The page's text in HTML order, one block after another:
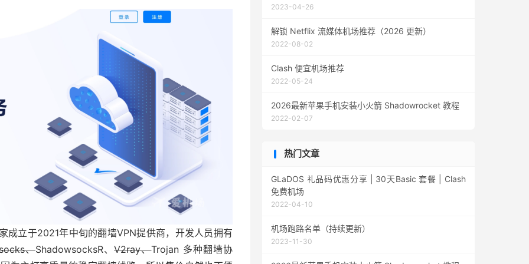
立于2021年中旬的翻墙VPN提供商，开发人员拥有
、ShadowsocksR、V2ray、Trojan 多种翻墙协
2023-04-26
解锁 Netflix 流媒体机场推荐（2026 更新）
2022-08-02
Clash 便宜机场推荐
2022-05-24
2026最新苹果手机安装小火箭 Shadowrocket 教程
2022-02-07
热门文章
GLaDOS 礼品码优惠分享 | 30天Basic 套餐 | Clash
免费机场
2022-04-10
机场跑路名单（持续更新）
2023-11-30